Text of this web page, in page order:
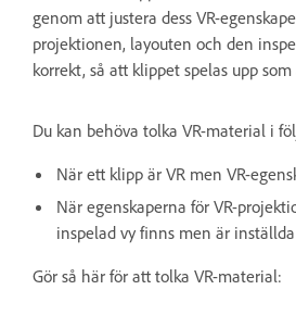
genom att justera dess VR-
projektionen, layouten och den
korrekt, så att klippet spelas upp som
Du kan behöva tolka VR-material i
När ett klipp är VR men VR-
När egenskaperna för VR-
inspelad vy finns men är
Gör så här för att tolka VR-material: